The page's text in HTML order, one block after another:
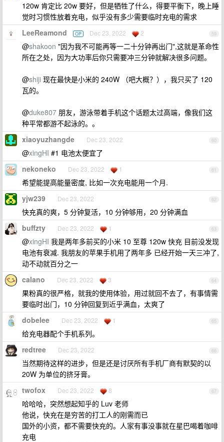
120w 肯定比 20w 要好，但是牺牲了什么，得要平衡下，晚上睡
觉时习惯性放着充电，似乎没有多少需要临时充电的需求
59
LeeReamond OP Dec 23, 2022 2
@shakoon "因为我不可能再等一二十分钟再出门",这就是革命性
所在之处，因为大功率后你只需要冲三分钟就解决很多问题。
@shiji 现在最快是小米的 240W （吧大概？），我只买了 120
瓦的。
@duke807 朋友，游泳带着手机这个话题太过高端，像我们这
种平常都游不起泳的。。
60
xiaoyuzhangde Dec 23, 2022
@xingHI #1 电池太便宜了
61
nekoneko Dec 23, 2022 1
希望能提高能量密度, 比如一次充电能用一个月.
62
yjw239 Dec 23, 2022
快充真的爽，5 分钟复活，10 分钟够用，20 分钟满血
63
buffzty Dec 23, 2022 1
@xingHI 我是两年多前买的小米 10 至尊 120w 快充 目前没发现
电池有衰减. 我朋友的苹果手机用了两年多 已经开始一天三冲了,
动不动就百分之一
64
calano Dec 23, 2022 3
果粉真的很严格，就我的使用体验，用过就回不去了，有事情需
要临时出门，10 分钟回复到近乎满血，太爽了
65
dobelee Dec 23, 2022 1
给充电器配个手机系列。
66
redtree Dec 23, 2022
当然期待这样的进步，但是还是讨厌所有手机厂商有默契的以
20W 为单位的挤牙膏。
67
twofox Dec 23, 2022 8
哈哈哈，突然想起知乎的 Luv 老师
他说，快充在是穷苦的打工人的刚需而已
国外的小资，都不需要快充的。人家有事没事就在星巴喝着咖啡
充电